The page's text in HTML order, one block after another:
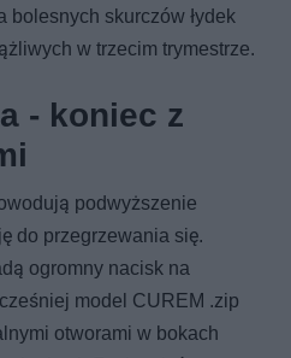
bolesnych skurczów łydek
w trzecim trymestrze.
- koniec z
podwyższenie
do przegrzewania się.
ogromny nacisk na
model CUREM .zip
otworami w bokach